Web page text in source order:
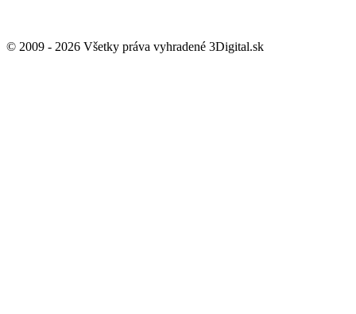
© 2009 - 2026 Všetky práva vyhradené 3Digital.sk